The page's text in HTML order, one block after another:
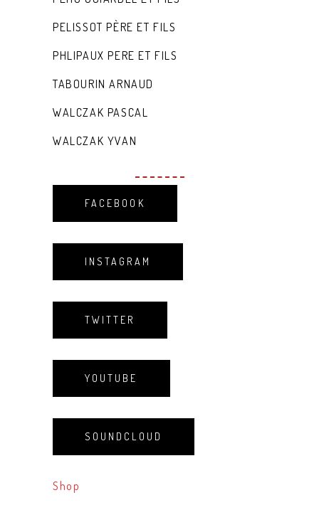
PELISSOT PÈRE ET FILS
PHLIPAUX PERE ET FILS
TABOURIN ARNAUD
WALCZAK PASCAL
WALCZAK YVAN
FACEBOOK
INSTAGRAM
TWITTER
YOUTUBE
SOUNDCLOUD
Shop